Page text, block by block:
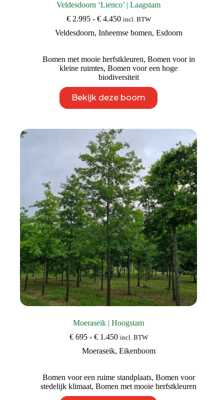
Veldesdoorn ‘Lienco’ | Laagstam
€2.995 - €4.450Prijsklasse:
tot
incl. BTW
Veldesdoorn, Inheemse bomen, Esdoorn
Bomen met mooie herfstkleuren, Bomen voor in
kleine ruimtes,Bomen voor een hoge
biodiversiteit
Bekijk deze boom
product
heeft
variaties.
Deze
optie
kan
gekozen
worden
op
de
productpagina
Moeraseik | Hoogstam
€695 - €1.450Prijsklasse:
tot
incl. BTW
Moeraseik, Eikenboom
Bomen voor een ruime standplaats, Bomen voor
stedelijk klimaat,Bomen met mooie herfstkleuren